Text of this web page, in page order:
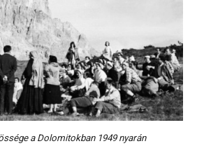
a Dolomitokban 1949 nyarán